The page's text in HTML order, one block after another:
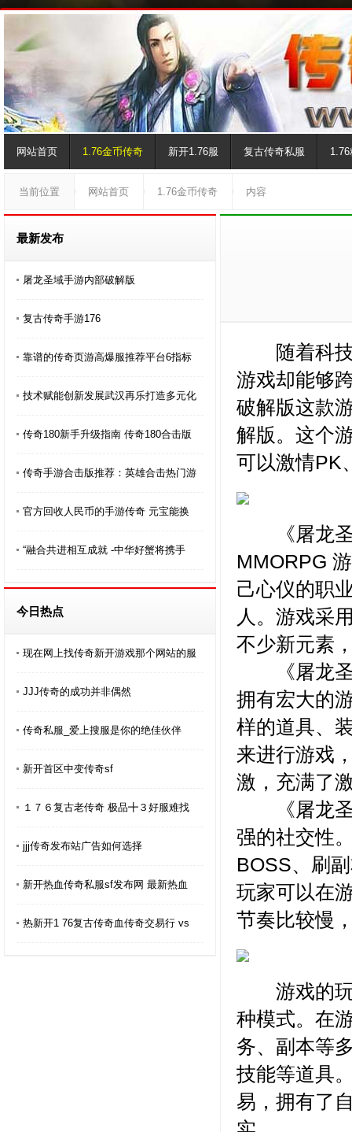
网站首页 1.76金币传奇 新开1.76服 复古传奇私服
当前位置 网站首页 1.76金币传奇 内容
最新发布
屠龙圣域手游内部破解版
复古传奇手游176
靠谱的传奇页游高爆服推荐平台6指标
技术赋能创新发展武汉再乐打造多元化
传奇180新手升级指南 传奇180合击版
传奇手游合击版推荐：英雄合击热门游
官方回收人民币的手游传奇 元宝能换
“融合共进相互成就 -中华好蟹将携手
今日热点
现在网上找传奇新开游戏那个网站的服
JJJ传奇的成功并非偶然
传奇私服_爱上搜服是你的绝佳伙伴
新开首区中变传奇sf
１７６复古老传奇 极品╋３好服难找
jjj传奇发布站广告如何选择
新开热血传奇私服sf发布网 最新热血
热新开1 76复古传奇血传奇交易行 vs
随着科技
游戏却能够
破解版这款
解版。这个
可以激情PK
《屠龙圣
MMORPG
己心仪的职
人。游戏采
不少新元素
《屠龙圣
拥有宏大的
样的道具、
来进行游戏
激，充满了
《屠龙圣
强的社交性
BOSS、刷
玩家可以在
节奏比较慢
游戏的玩
种模式。在
务、副本等
技能等道具
易，拥有了